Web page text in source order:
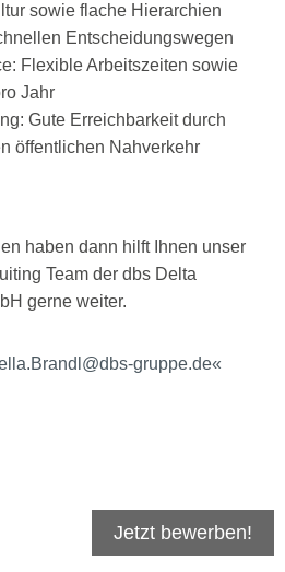
sowie flache Hierarchien
Entscheidungswegen
Flexible Arbeitszeiten sowie
Jahr
Gute Erreichbarkeit durch
öffentlichen Nahverkehr
haben dann hilft Ihnen unser
Team der dbs Delta
gerne weiter.
gruppe.de
Jetzt bewerben!